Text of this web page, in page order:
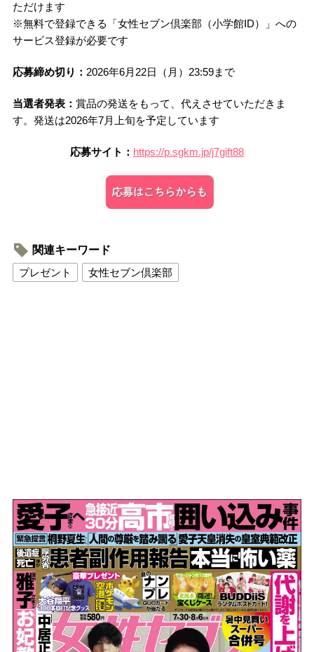
ただけます
※無料で登録できる「女性セブン倶楽部（小学館ID）」への
サービス登録が必要です
応募締め切り： 2026年6月22日（月）23:59まで
当選者発表： 賞品の発送をもって、代えさせていただきま
す。発送は2026年7月上旬を予定しています
応募サイト： https://p.sgkm.jp/j7gift88
関連キーワード
プレゼント
女性セブン倶楽部